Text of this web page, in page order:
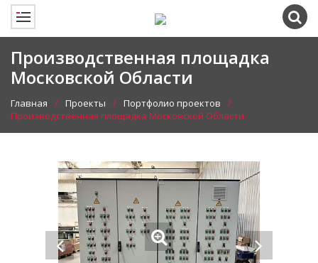
Производственная площадка
Московской Области
Главная Проекты
Портфолио проектов
Производственная площадка Московской Области